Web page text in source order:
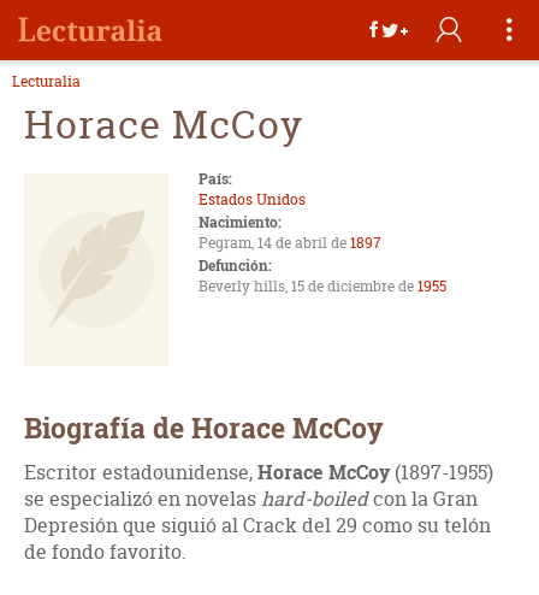
Lecturalia
Horace McCoy
País:
Estados Unidos
Nacimiento:
Pegram, 14 de abril de1897
Defunción:
Beverly hills, 15 de diciembre de1955
Biografía de Horace McCoy
Escritor estadounidense,Horace McCoy(1897-1955)
se especializó en novelashard-boiledcon la Gran
Depresión que siguió al Crack del 29 como su telón
de fondo favorito.